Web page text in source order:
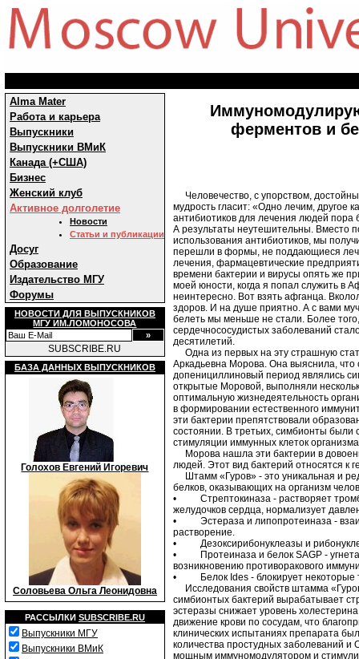
Alma Mater
Работа и карьера
Выпускники
Выпускники ВМиК
Канада (+США)
Бизнес
Женский клуб
Активное долголетие
Новости
Статьи и публикации
Досуг
Образование
Издательство МГУ
Форумы
НОВОСТИ ДЛЯ ВЫПУСКНИКОВ
МГУ ИМ.ЛОМОНОСОВА
SUBSCRIBE.RU
БАЗА ДАННЫХ ВЫПУСКНИКОВ
Голохов Евгений Игоревич
Соловьева Ольга Леонидовна
РАССЫЛКИ SUBSCRIBE.RU
Выпускники МГУ
Выпускники ВМиК
ферментов и
Человечество, с упорством,
мудрость гласит: «Одно лечим, другое
антибиотиков для лечения людей пора
А результаты неутешительны. Вместо
использования антибиотиков, мы
перешли в формы, не поддающиеся
лечения, фармацевтические
времени бактерии и вирусы опять же
моей юности, когда я попал служить в
неинтересно. Вот взять афганца.
здоров. И на душе приятно. А с вами
белеть мы меньше не стали. Более
сердечнососудистых заболеваний
десятилетий.
Одна из первых на эту страшную
Аркадьевна Морова. Она выяснила,
допенициллиновый период являлись
открытые Моровой, выполняли
оптимальную жизнедеятельность
в формировании естественного
эти бактерии препятствовали
состоянии. В третьих, симбионты были
стимуляции иммунных клеток
Морова нашла эти бактерии в
людей. Этот вид бактерий относятся к
Штамм «Гуров» - это уникальная и
белков, оказывающих на организм
• Стрептокиназа - растворяет
желудочков сердца, нормализует
• Эстераза и липопротеиназа -
растворение.
• Дезоксирибонуклеазы и
• Протеиназа и белок SAGP -
возникновению противоракового
• Белок Ides - блокирует некоторые
Исследования свойств штамма
симбионтых бактерий вырабатывает
эстеразы снижает уровень
движение крови по сосудам, что
клинических испытаниях препарата
количества простудных заболеваний
мощным иммуномодулятором и